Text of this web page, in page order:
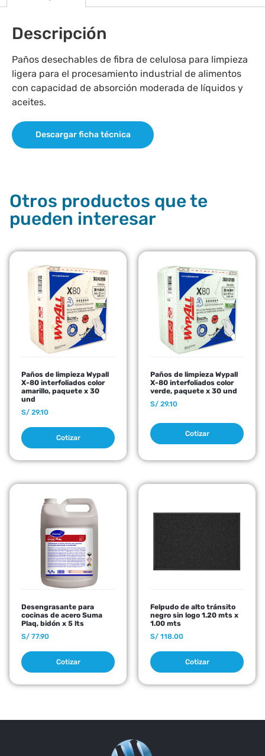
Descripción
Paños desechables de fibra de celulosa para limpieza
ligera para el procesamiento industrial de alimentos
con capacidad de absorción moderada de líquidos y
aceites.
Descargar ficha técnica
Otros productos que te
pueden interesar
Paños de limpieza Wypall
X-80 interfoliados color
amarillo, paquete x 30
und
S/ 29.10
Cotizar
Paños de limpieza Wypall
X-80 interfoliados color
verde, paquete x 30 und
S/ 29.10
Cotizar
Desengrasante para
cocinas de acero Suma
Plaq, bidón x 5 lts
S/ 77.90
Cotizar
Felpudo de alto tránsito
negro sin logo 1.20 mts x
1.00 mts
S/ 118.00
Cotizar